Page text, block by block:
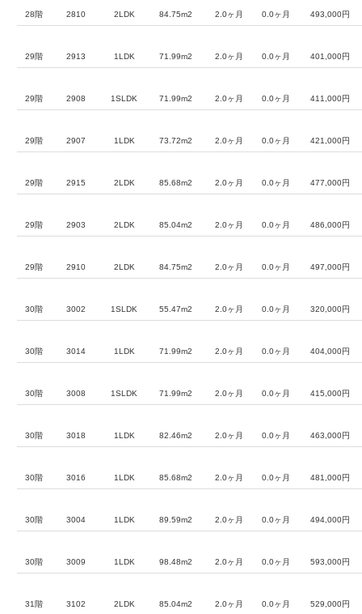
28階 2810 2LDK 84.75m2 2.0ヶ月 0.0ヶ月 493,000円
29階 2913 1LDK 71.99m2 2.0ヶ月 0.0ヶ月 401,000円
29階 2908 1SLDK 71.99m2 2.0ヶ月 0.0ヶ月 411,000円
29階 2907 1LDK 73.72m2 2.0ヶ月 0.0ヶ月 421,000円
29階 2915 2LDK 85.68m2 2.0ヶ月 0.0ヶ月 477,000円
29階 2903 2LDK 85.04m2 2.0ヶ月 0.0ヶ月 486,000円
29階 2910 2LDK 84.75m2 2.0ヶ月 0.0ヶ月 497,000円
30階 3002 1SLDK 55.47m2 2.0ヶ月 0.0ヶ月 320,000円
30階 3014 1LDK 71.99m2 2.0ヶ月 0.0ヶ月 404,000円
30階 3008 1SLDK 71.99m2 2.0ヶ月 0.0ヶ月 415,000円
30階 3018 1LDK 82.46m2 2.0ヶ月 0.0ヶ月 463,000円
30階 3016 1LDK 85.68m2 2.0ヶ月 0.0ヶ月 481,000円
30階 3004 1LDK 89.59m2 2.0ヶ月 0.0ヶ月 494,000円
30階 3009 1LDK 98.48m2 2.0ヶ月 0.0ヶ月 593,000円
31階 3102 2LDK 85.04m2 2.0ヶ月 0.0ヶ月 529,000円